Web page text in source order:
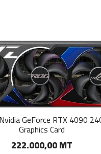
GeForce RTX 4090
Graphics Card
222.000,00 MT